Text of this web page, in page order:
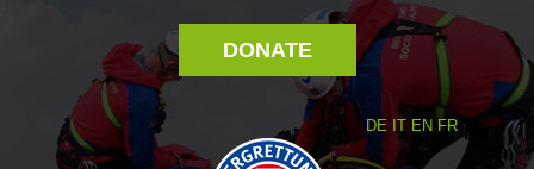
DONATE
DE IT EN FR